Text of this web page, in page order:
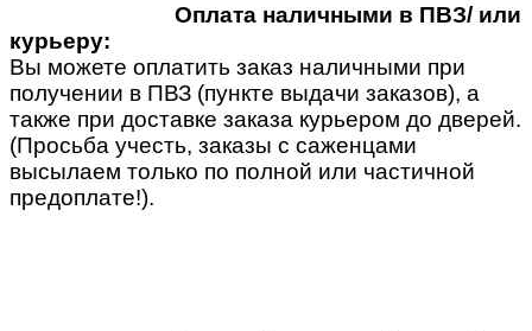
Оплата наличными в ПВЗ/ или
курьеру:
Вы можете оплатить заказ наличными при
получении в ПВЗ (пункте выдачи заказов), а
также при доставке заказа курьером до дверей.
(Просьба учесть, заказы с саженцами
высылаем только по полной или частичной
предоплате!).